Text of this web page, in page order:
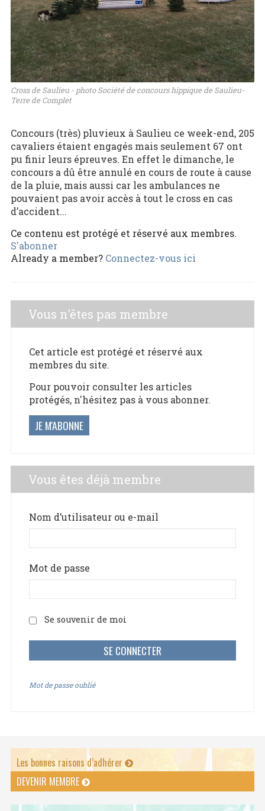
Cross de Saulieu - photo Société de concours hippique de Saulieu-
Terre de Complet
Concours (très) pluvieux à Saulieu ce week-end, 205
cavaliers étaient engagés mais seulement 67 ont
pu finir leurs épreuves. En effet le dimanche, le
concours a dû être annulé en cours de route à cause
de la pluie, mais aussi car les ambulances ne
pouvaient pas avoir accès à tout le cross en cas
d’accident...
Ce contenu est protégé et réservé aux membres.
S'abonner
Already a member? Connectez-vous ici
Vous n'êtes pas membre
Cet article est protégé et réservé aux
membres du site.
Pour pouvoir consulter les articles
protégés, n'hésitez pas à vous abonner.
JE M'ABONNE
Vous êtes déjà membre
Nom d’utilisateur ou e-mail
Mot de passe
Se souvenir de moi
Mot de passe oublié
Les bonnes raisons d’adhérer
DEVENIR MEMBRE